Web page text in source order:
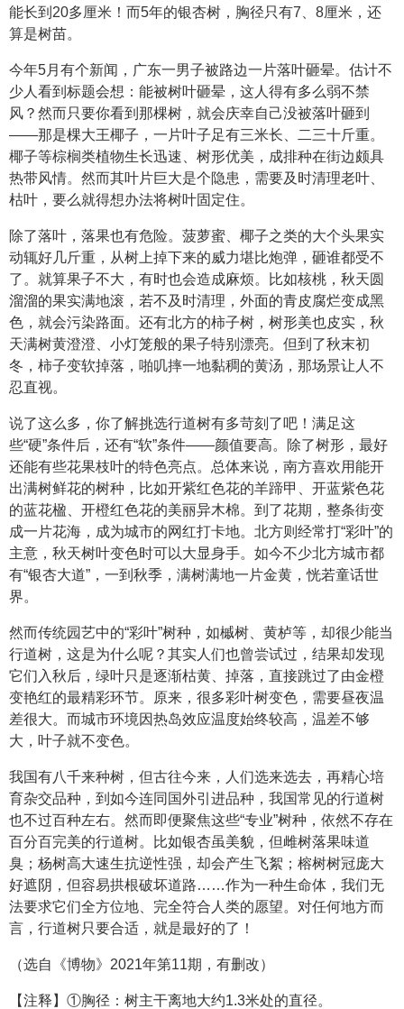
能长到20多厘米！而5年的银杏树，胸径只有7、8厘米，还
算是树苗。
今年5月有个新闻，广东一男子被路边一片落叶砸晕。估计不
少人看到标题会想：能被树叶砸晕，这人得有多么弱不禁
风？然而只要你看到那棵树，就会庆幸自己没被落叶砸到
——那是棵大王椰子，一片叶子足有三米长、二三十斤重。
椰子等棕榈类植物生长迅速、树形优美，成排种在街边颇具
热带风情。然而其叶片巨大是个隐患，需要及时清理老叶、
枯叶，要么就得想办法将树叶固定住。
除了落叶，落果也有危险。菠萝蜜、椰子之类的大个头果实
动辄好几斤重，从树上掉下来的威力堪比炮弹，砸谁都受不
了。就算果子不大，有时也会造成麻烦。比如核桃，秋天圆
溜溜的果实满地滚，若不及时清理，外面的青皮腐烂变成黑
色，就会污染路面。还有北方的柿子树，树形美也皮实，秋
天满树黄澄澄、小灯笼般的果子特别漂亮。但到了秋末初
冬，柿子变软掉落，啪叽摔一地黏稠的黄汤，那场景让人不
忍直视。
说了这么多，你了解挑选行道树有多苛刻了吧！满足这
些“硬”条件后，还有“软”条件——颜值要高。除了树形，最好
还能有些花果枝叶的特色亮点。总体来说，南方喜欢用能开
出满树鲜花的树种，比如开紫红色花的羊蹄甲、开蓝紫色花
的蓝花楹、开橙红色花的美丽异木棉。到了花期，整条街变
成一片花海，成为城市的网红打卡地。北方则经常打“彩叶”的
主意，秋天树叶变色时可以大显身手。如今不少北方城市都
有“银杏大道”，一到秋季，满树满地一片金黄，恍若童话世
界。
然而传统园艺中的“彩叶”树种，如槭树、黄栌等，却很少能当
行道树，这是为什么呢？其实人们也曾尝试过，结果却发现
它们入秋后，绿叶只是逐渐枯黄、掉落，直接跳过了由金橙
变艳红的最精彩环节。原来，很多彩叶树变色，需要昼夜温
差很大。而城市环境因热岛效应温度始终较高，温差不够
大，叶子就不变色。
我国有八千来种树，但古往今来，人们选来选去，再精心培
育杂交品种，到如今连同国外引进品种，我国常见的行道树
也不过百种左右。然而即便聚焦这些“专业”树种，依然不存在
百分百完美的行道树。比如银杏虽美貌，但雌树落果味道
臭；杨树高大速生抗逆性强，却会产生飞絮；榕树树冠庞大
好遮阴，但容易拱根破坏道路……作为一种生命体，我们无
法要求它们全方位地、完全符合人类的愿望。对任何地方而
言，行道树只要合适，就是最好的了！
（选自《博物》2021年第11期，有删改）
【注释】①胸径：树主干离地大约1.3米处的直径。